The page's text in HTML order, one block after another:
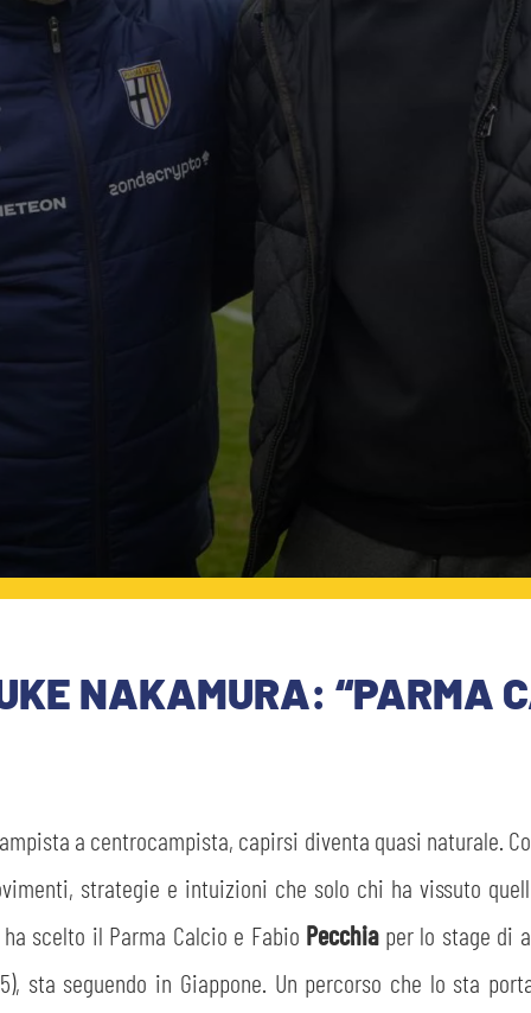
NAKAMURA: “PARMA
a centrocampista, capirsi diventa quasi naturale.
strategie e intuizioni che solo chi ha vissuto
scelto il Parma Calcio e Fabio Pecchia per lo stage di
sta seguendo in Giappone. Un percorso che lo sta